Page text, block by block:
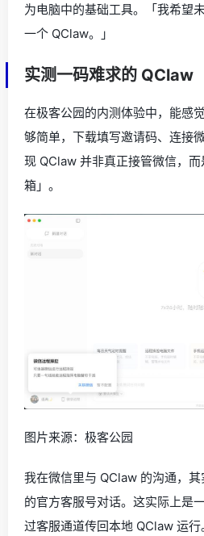
为电脑中的基础工具。「我希望
一个 QClaw。」
实测一码难求的 QClaw
在极客公园的内测体验中，能感
够简单，下载填写邀请码、连接
现 QClaw 并非真正接管微信，
箱」。
图片来源：极客公园
我在微信里与 QClaw 的沟通，其
的官方客服号对话。这实际上是
过客服通道传回本地 QClaw 运行